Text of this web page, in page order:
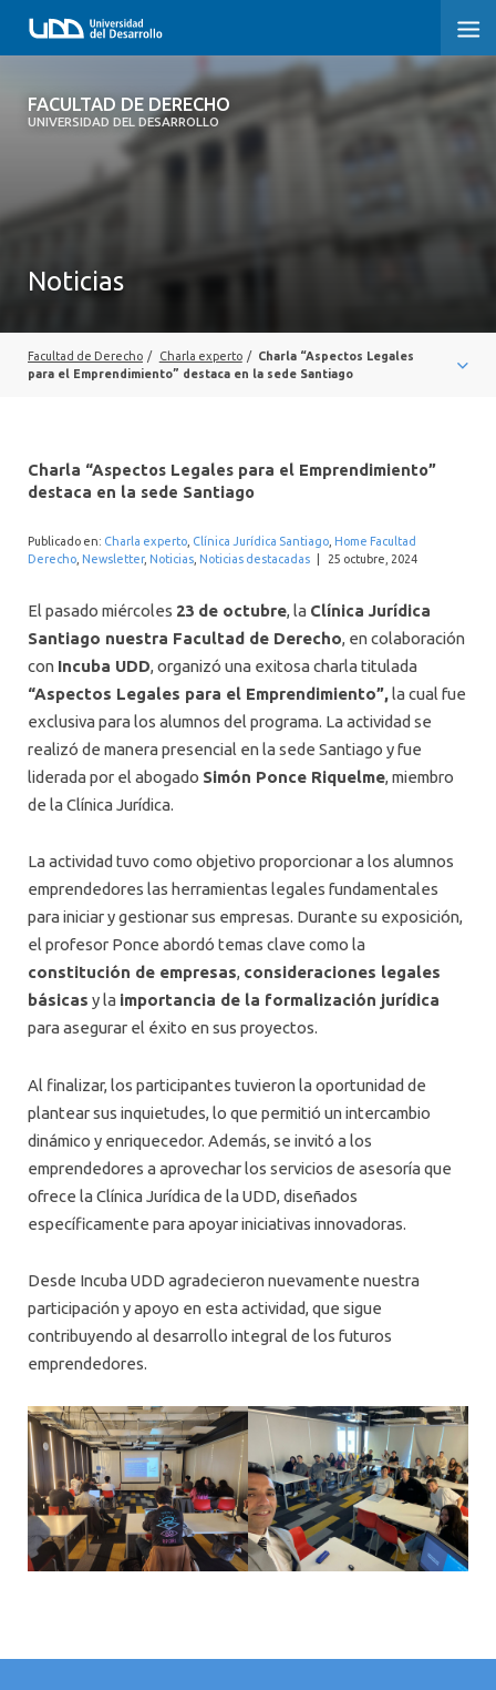
FACULTAD DE DERECHO
UNIVERSIDAD DEL DESARROLLO
FACULTAD DE DERECHO
SOBRE LA FACULTAD
PROFESORES
INTERNACIONAL
Noticias
Facultad de Derecho / Charla experto / Charla “Aspectos Legales
para el Emprendimiento” destaca en la sede Santiago
Charla “Aspectos Legales para el Emprendimiento”
destaca en la sede Santiago
Publicado en: Charla experto Clínica Jurídica Santiago Home Facultad
Derecho Newsletter, Noticias Noticias destacadas 25 octubre, 2024
El pasado miércoles 23 de octubre, la Clínica Jurídica
Santiago nuestra Facultad de Derecho, en colaboración
con Incuba UDD, organizó una exitosa charla titulada
“Aspectos Legales para el Emprendimiento”,la cual fue
exclusiva para los alumnos del programa. La actividad se
realizó de manera presencial en la sede Santiago y fue
liderada por el abogado Simón Ponce Riquelme, miembro
de la Clínica Jurídica.
La actividad tuvo como objetivo proporcionar a los alumnos
emprendedores las herramientas legales fundamentales
para iniciar y gestionar sus empresas. Durante su exposición,
el profesor Ponce abordó temas clave como la
constitución de empresas, consideraciones legales
básicas y la importancia de la formalización jurídica
para asegurar el éxito en sus proyectos.
Al finalizar, los participantes tuvieron la oportunidad de
plantear sus inquietudes, lo que permitió un intercambio
dinámico y enriquecedor. Además, se invitó a los
emprendedores a aprovechar los servicios de asesoría que
ofrece la Clínica Jurídica de la UDD, diseñados
específicamente para apoyar iniciativas innovadoras.
Desde Incuba UDD agradecieron nuevamente nuestra
participación y apoyo en esta actividad, que sigue
contribuyendo al desarrollo integral de los futuros
emprendedores.